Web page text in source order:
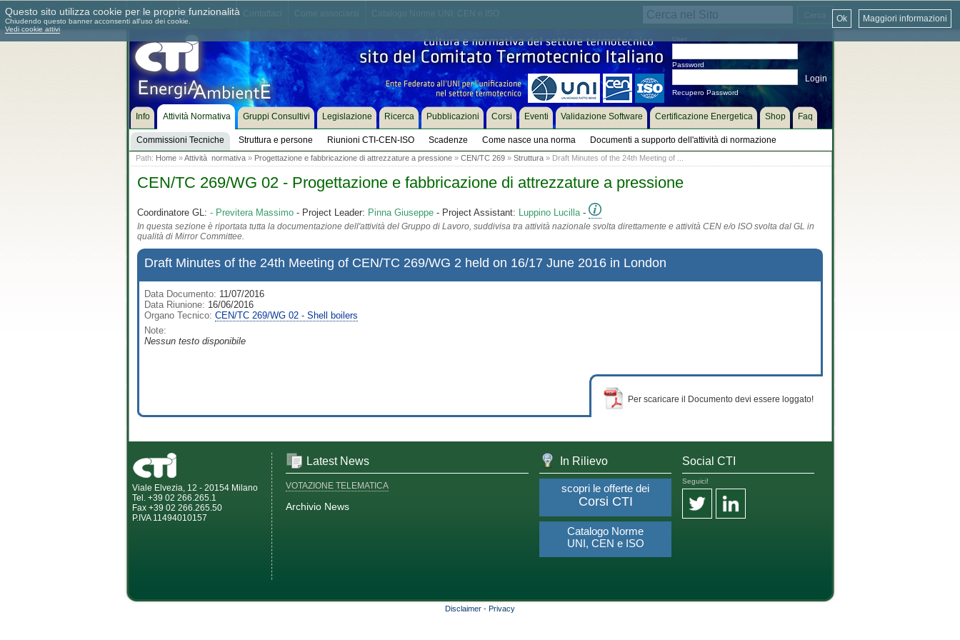
Chi siamo Dove siamo
Password
Recupero Password
Info Attività Normativa
Commissioni Tecniche Struttura e persone Riunioni CTI-CEN-ISO Scadenze Come nasce una norma Documenti a supporto dell'attività di normazione
Gruppi Consultivi Legislazione Ricerca Pubblicazioni Corsi Eventi Validazione Software Certificazione Energetica Shop Faq
Path: Home»Attività normativa» Progettazione e fabbricazione di attrezzature a pressione» CEN/TC 269» Struttura» Draft Minutes of the 24th Meeting of ...
CEN/TC 269/WG 02 - Progettazione e fabbricazione di attrezzature a pressione
Coordinatore GL: - Previtera Massimo- Project Leader: Pinna Giuseppe- Project Assistant: Luppino Lucilla-
In questa sezione è riportata tutta la documentazione dell'attività del Gruppo di Lavoro, suddivisa tra attività nazionale svolta direttamente e attività CEN e/o ISO svolta dal GL in
qualità di Mirror Committee.
Draft Minutes of the 24th Meeting of CEN/TC 269/WG 2 held on 16/17 June 2016 in London
Data Documento: 11/07/2016
Data Riunione: 16/06/2016
Organo Tecnico: CEN/TC 269/WG 02 - Shell boilers
Note:
Nessun testo disponibile
Per scaricare il Documento devi essere loggato!
Viale Elvezia, 12 - 20154 Milano
Tel. +39 02 266.265.1
Fax +39 02 266.265.50
P.IVA 11494010157
Latest News
VOTAZIONE TELEMATICA
Archivio News
In Rilievo
scopri le offerte dei
Corsi CTI
Catalogo Norme
UNI, CEN e ISO
Social CTI
Seguici!
Disclaimer - Privacy
Questo sito utilizza cookie per le proprie funzionalità
Chiudendo questo banner acconsenti all'uso dei cookie.
Vedi cookie attivi
Maggiori informazioni
Ok